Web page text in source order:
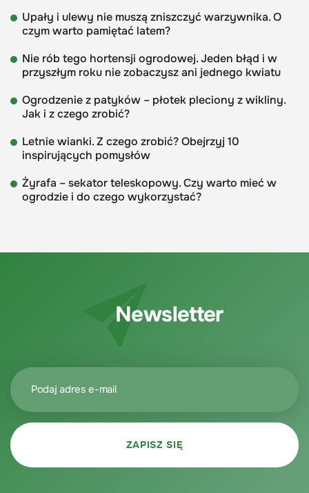
Upały i ulewy nie muszą zniszczyć warzywnika. O
czym warto pamiętać latem?
Nie rób tego hortensji ogrodowej. Jeden błąd i w
przyszłym roku nie zobaczysz ani jednego kwiatu
Ogrodzenie z patyków – płotek pleciony z wikliny.
Jak i z czego zrobić?
Letnie wianki. Z czego zrobić? Obejrzyj 10
inspirujących pomysłów
Żyrafa – sekator teleskopowy. Czy warto mieć w
ogrodzie i do czego wykorzystać?
Newsletter